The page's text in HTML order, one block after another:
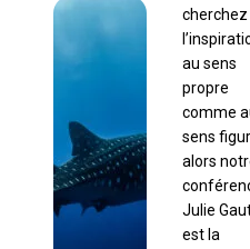
cherchez
au sens
propre
comme
sens
alors
Julie
est la